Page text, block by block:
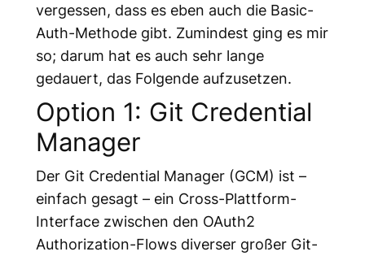
vergessen, dass es eben auch die Basic-
Auth-Methode gibt. Zumindest ging es mir
so; darum hat es auch sehr lange
gedauert, das Folgende aufzusetzen.
Option 1: Git Credential
Manager
Der Git Credential Manager (GCM) ist –
einfach gesagt – ein Cross-Plattform-
Interface zwischen den OAuth2
Authorization-Flows diverser großer Git-